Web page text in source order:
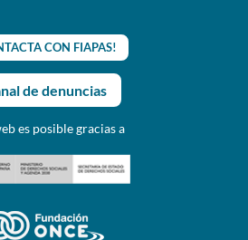
CON FIAPAS!
de denuncias
es posible gracias a